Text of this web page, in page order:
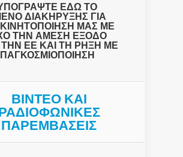
ΕΔΩ ΤΟ
ΔΙΑΚΗΡΥΞΗΣ ΓΙΑ
ΜΑΣ ΜΕ
ΤΗΝ ΑΜΕΣΗ ΕΞΟΔΟ
ΕΕ ΚΑΙ ΤΗ ΡΗΞΗ ΜΕ
ΒΙΝΤΕΟ ΚΑΙ
ΠΑΡΕΜΒΑΣΕΙΣ